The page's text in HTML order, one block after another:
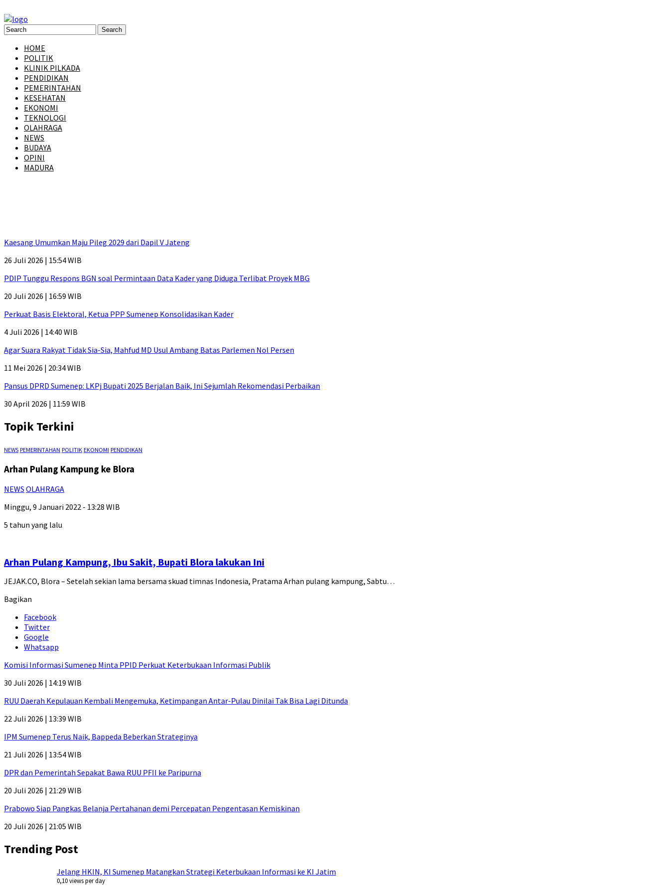
HOME
POLITIK
KLINIK PILKADA
PENDIDIKAN
PEMERINTAHAN
KESEHATAN
EKONOMI
TEKNOLOGI
OLAHRAGA
NEWS
BUDAYA
OPINI
MADURA
Kaesang Umumkan Maju Pileg 2029 dari Dapil V Jateng
26 Juli 2026 | 15:54 WIB
PDIP Tunggu Respons BGN soal Permintaan Data Kader yang Diduga Terlibat Proyek MBG
20 Juli 2026 | 16:59 WIB
Perkuat Basis Elektoral, Ketua PPP Sumenep Konsolidasikan Kader
4 Juli 2026 | 14:40 WIB
Agar Suara Rakyat Tidak Sia-Sia, Mahfud MD Usul Ambang Batas Parlemen Nol Persen
11 Mei 2026 | 20:34 WIB
Pansus DPRD Sumenep: LKPj Bupati 2025 Berjalan Baik, Ini Sejumlah Rekomendasi Perbaikan
30 April 2026 | 11:59 WIB
Topik Terkini
NEWS PEMERINTAHAN POLITIK EKONOMI PENDIDIKAN
Arhan Pulang Kampung ke Blora
NEWS OLAHRAGA
Minggu, 9 Januari 2022 - 13:28 WIB
5 tahun yang lalu
Arhan Pulang Kampung, Ibu Sakit, Bupati Blora lakukan Ini
JEJAK.CO, Blora – Setelah sekian lama bersama skuad timnas Indonesia, Pratama Arhan pulang kampung, Sabtu…
Bagikan
Facebook
Twitter
Google
Whatsapp
Komisi Informasi Sumenep Minta PPID Perkuat Keterbukaan Informasi Publik
30 Juli 2026 | 14:19 WIB
RUU Daerah Kepulauan Kembali Mengemuka, Ketimpangan Antar-Pulau Dinilai Tak Bisa Lagi Ditunda
22 Juli 2026 | 13:39 WIB
IPM Sumenep Terus Naik, Bappeda Beberkan Strateginya
21 Juli 2026 | 13:54 WIB
DPR dan Pemerintah Sepakat Bawa RUU PFII ke Paripurna
20 Juli 2026 | 21:29 WIB
Prabowo Siap Pangkas Belanja Pertahanan demi Percepatan Pengentasan Kemiskinan
20 Juli 2026 | 21:05 WIB
Trending Post
Jelang HKIN, KI Sumenep Matangkan Strategi Keterbukaan Informasi ke KI Jatim
0,10 views per day